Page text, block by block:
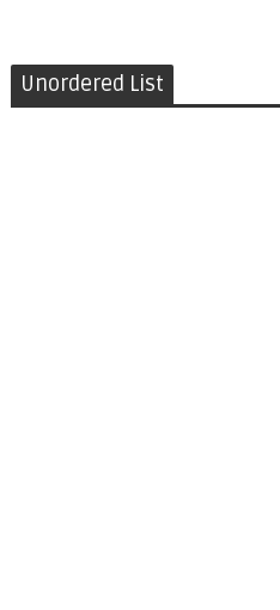
Unordered List